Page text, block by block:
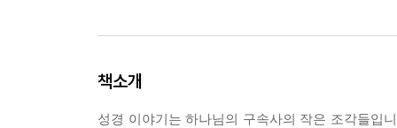
책소개
성경 이야기는 하나님의 구속사의 작은 조각들입